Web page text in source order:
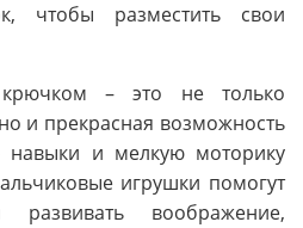
чтобы разместить свои
крючком – это не только
и прекрасная возможность
навыки и мелкую моторику
игрушки помогут
воображение,